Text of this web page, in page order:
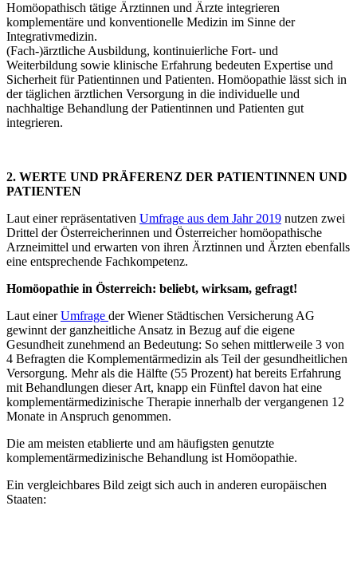
Homöopathisch tätige Ärztinnen und Ärzte integrieren
komplementäre und konventionelle Medizin im Sinne der
Integrativmedizin.
(Fach-)ärztliche Ausbildung, kontinuierliche Fort- und
Weiterbildung sowie klinische Erfahrung bedeuten Expertise und
Sicherheit für Patientinnen und Patienten. Homöopathie lässt sich in
der täglichen ärztlichen Versorgung in die individuelle und
nachhaltige Behandlung der Patientinnen und Patienten gut
integrieren.
2. WERTE UND PRÄFERENZ DER PATIENTINNEN UND
PATIENTEN
Laut einer repräsentativen Umfrage aus dem Jahr 2019 nutzen zwei
Drittel der Österreicherinnen und Österreicher homöopathische
Arzneimittel und erwarten von ihren Ärztinnen und Ärzten ebenfalls
eine entsprechende Fachkompetenz.
Homöopathie in Österreich: beliebt, wirksam, gefragt!
Laut einerUmfrage der Wiener Städtischen Versicherung AG
gewinnt der ganzheitliche Ansatz in Bezug auf die eigene
Gesundheit zunehmend an Bedeutung: So sehen mittlerweile 3 von
4 Befragten die Komplementärmedizin als Teil der gesundheitlichen
Versorgung. Mehr als die Hälfte (55 Prozent) hat bereits Erfahrung
mit Behandlungen dieser Art, knapp ein Fünftel davon hat eine
komplementärmedizinische Therapie innerhalb der vergangenen 12
Monate in Anspruch genommen.
Die am meisten etablierte und am häufigsten genutzte
komplementärmedizinische Behandlung ist Homöopathie.
Ein vergleichbares Bild zeigt sich auch in anderen europäischen
Staaten: